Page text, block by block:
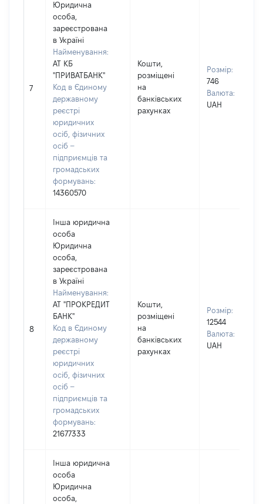
7
Юридична
особа,
зареєстрована
в Україні
Найменування:
АТ КБ
"ПРИВАТБАНК"
Код в Єдиному
державному
реєстрі
юридичних
осіб, фізичних
осіб –
підприємців та
громадських
формувань:
14360570
Кошти,
розміщені
на
банківських
рахунках
Розмір:
746
Валюта:
UAH
8
Інша юридична
особа
Юридична
особа,
зареєстрована
в Україні
Найменування:
АТ "ПРОКРЕДИТ
БАНК"
Код в Єдиному
державному
реєстрі
юридичних
осіб, фізичних
осіб –
підприємців та
громадських
формувань:
21677333
Кошти,
розміщені
на
банківських
рахунках
Розмір:
12544
Валюта:
UAH
Інша юридична
особа
Юридична
особа,